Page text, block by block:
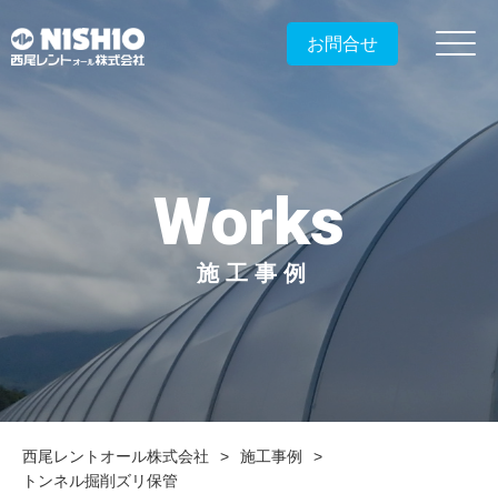
お問合せ
Works
施工事例
西尾レントオール株式会社
施工事例
トンネル掘削ズリ保管